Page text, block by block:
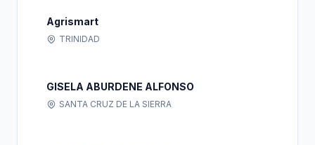
Agrismart
TRINIDAD
GISELA ABURDENE ALFONSO
SANTA CRUZ DE LA SIERRA